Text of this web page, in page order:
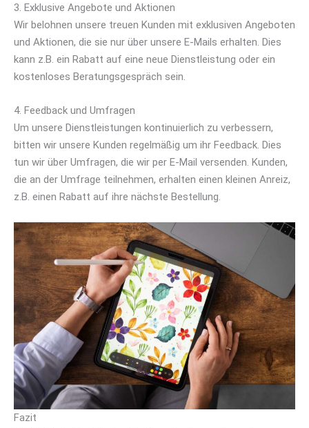
3. Exklusive Angebote und Aktionen
Wir belohnen unsere treuen Kunden mit exklusiven Angeboten
und Aktionen, die sie nur über unsere E-Mails erhalten. Dies
kann z.B. ein Rabatt auf eine neue Dienstleistung oder ein
kostenloses Beratungsgespräch sein.
4. Feedback und Umfragen
Um unsere Dienstleistungen kontinuierlich zu verbessern,
bitten wir unsere Kunden regelmäßig um ihr Feedback. Dies
tun wir über Umfragen, die wir per E-Mail versenden. Kunden,
die an der Umfrage teilnehmen, erhalten einen kleinen Anreiz,
z.B. einen Rabatt auf ihre nächste Bestellung.
Fazit